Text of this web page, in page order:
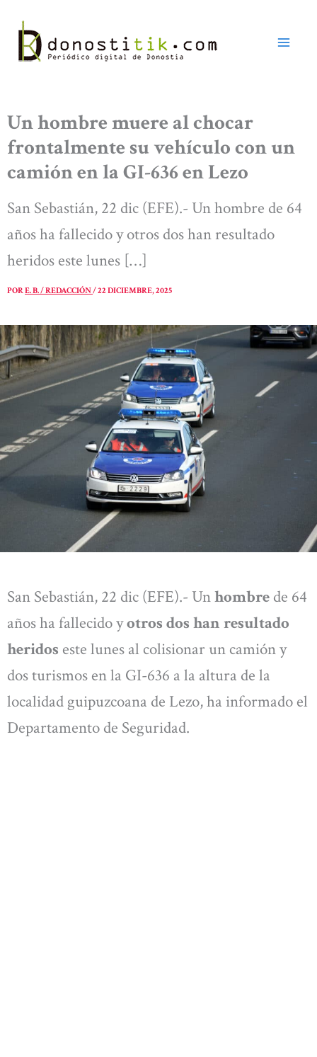
contenido
Un hombre muere al chocar
frontalmente su vehículo con un
camión en la GI-636 en Lezo
San Sebastián, 22 dic (EFE).- Un hombre de 64
años ha fallecido y otros dos han resultado
heridos este lunes […]
PORE. B. / REDACCIÓN/22 DICIEMBRE, 2025
San Sebastián, 22 dic (EFE).- Unhombre de 64
años ha fallecido yotros dos han resultado
heridos este lunes al colisionar un camión y
dos turismos en la GI-636 a la altura de la
localidad guipuzcoana de Lezo, ha informado el
Departamento de Seguridad.